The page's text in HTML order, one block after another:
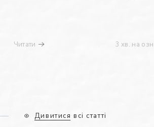
Читати 3 хв. на
Дивитися всі статті